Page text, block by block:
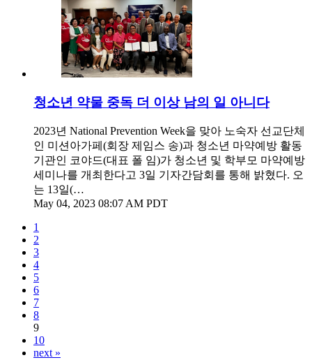
청소년 약물 중독 더 이상 남의 일 아니다
2023년 National Prevention Week을 맞아 노숙자 선교단체
인 미션아가페(회장 제임스 송)과 청소년 마약예방 활동
기관인 코야드(대표 폴 임)가 청소년 및 학부모 마약예방
세미나를 개최한다고 3일 기자간담회를 통해 밝혔다. 오
는 13일(…
May 04, 2023 08:07 AM PDT
1
2
3
4
5
6
7
8
9
10
next »